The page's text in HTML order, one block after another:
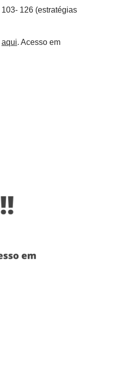
126 (estratégias
aqui. Acesso em